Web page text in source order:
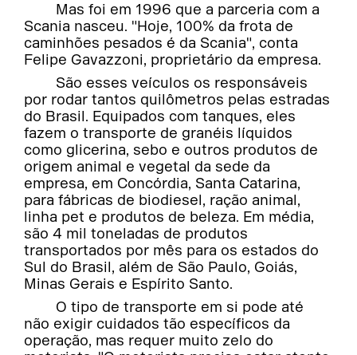
Mas foi em 1996 que a parceria com a
Scania nasceu. "Hoje, 100% da frota de
caminhões pesados é da Scania", conta
Felipe Gavazzoni, proprietário da empresa.
São esses veículos os responsáveis
por rodar tantos quilômetros pelas estradas
do Brasil. Equipados com tanques, eles
fazem o transporte de granéis líquidos
como glicerina, sebo e outros produtos de
origem animal e vegetal da sede da
empresa, em Concórdia, Santa Catarina,
para fábricas de biodiesel, ração animal,
linha pet e produtos de beleza. Em média,
são 4 mil toneladas de produtos
transportados por mês para os estados do
Sul do Brasil, além de São Paulo, Goiás,
Minas Gerais e Espírito Santo.
O tipo de transporte em si pode até
não exigir cuidados tão específicos da
operação, mas requer muito zelo do